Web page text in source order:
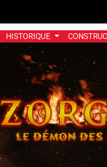
HISTORIQUE